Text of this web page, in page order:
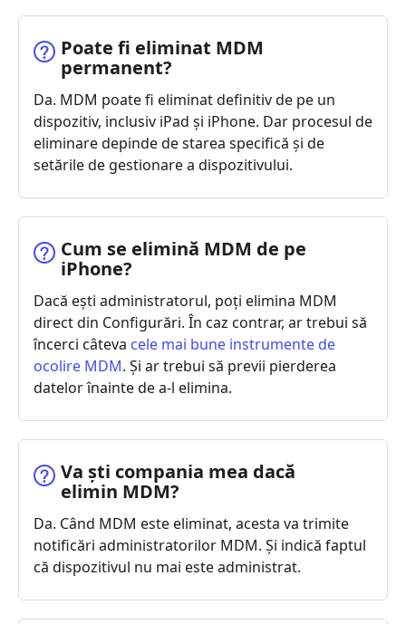
Poate fi eliminat MDM
permanent?
Da. MDM poate fi eliminat definitiv de pe un
dispozitiv, inclusiv iPad și iPhone. Dar procesul de
eliminare depinde de starea specifică și de
setările de gestionare a dispozitivului.
Cum se elimină MDM de pe
iPhone?
Dacă ești administratorul, poți elimina MDM
direct din Configurări. În caz contrar, ar trebui să
încerci câteva cele mai bune instrumente de
ocolire MDM. Și ar trebui să previi pierderea
datelor înainte de a-l elimina.
Va ști compania mea dacă
elimin MDM?
Da. Când MDM este eliminat, acesta va trimite
notificări administratorilor MDM. Și indică faptul
că dispozitivul nu mai este administrat.